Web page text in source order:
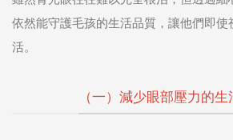
依然能守護毛孩的生活品質，讓他們即使
活。
（一）減少眼部壓力的生